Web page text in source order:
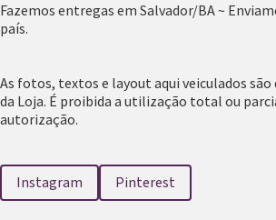
Fazemos entregas em Salvador/BA ~
país.
As fotos, textos e layout aqui veiculados são
da Loja. É proibida a utilização total ou
autorização.
Instagram Pinterest